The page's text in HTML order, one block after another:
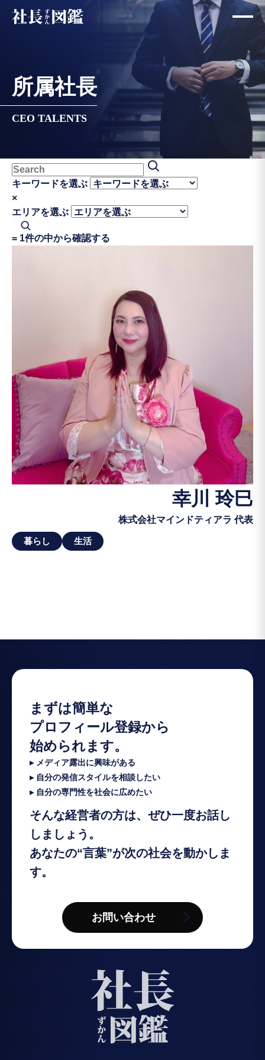
所属社長
CEO TALENTS
キーワードを選ぶ
×
エリアを選ぶ
= 1件の中から確認する
幸川 玲巳
株式会社マインドティアラ 代表
暮らし 生活
まずは簡単な
プロフィール登録から
始められます。
▸ メディア露出に興味がある
▸ 自分の発信スタイルを相談したい
▸ 自分の専門性を社会に広めたい
そんな経営者の方は、ぜひ一度お話し
しましょう。
あなたの“言葉”が次の社会を動かしま
す。
お問い合わせ